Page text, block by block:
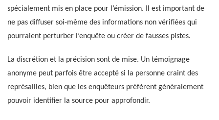
spécialement mis en place pour l’émission. Il est important de
ne pas diffuser soi-même des informations non vérifiées qui
pourraient perturber l’enquête ou créer de fausses pistes.
La discrétion et la précision sont de mise. Un témoignage
anonyme peut parfois être accepté si la personne craint des
représailles, bien que les enquêteurs préfèrent généralement
pouvoir identifier la source pour approfondir.